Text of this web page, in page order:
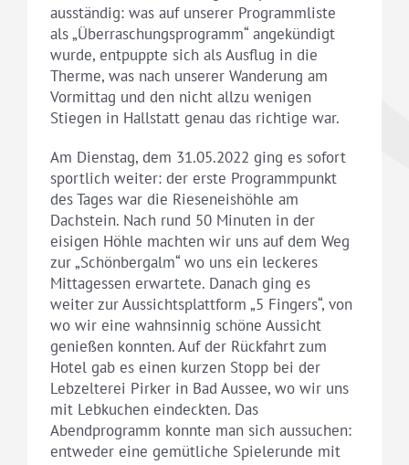
ausständig: was auf unserer Programmliste
als „Überraschungsprogramm“ angekündigt
wurde, entpuppte sich als Ausflug in die
Therme, was nach unserer Wanderung am
Vormittag und den nicht allzu wenigen
Stiegen in Hallstatt genau das richtige war.
Am Dienstag, dem 31.05.2022 ging es sofort
sportlich weiter: der erste Programmpunkt
des Tages war die Rieseneishöhle am
Dachstein. Nach rund 50 Minuten in der
eisigen Höhle machten wir uns auf dem Weg
zur „Schönbergalm“ wo uns ein leckeres
Mittagessen erwartete. Danach ging es
weiter zur Aussichtsplattform „5 Fingers“, von
wo wir eine wahnsinnig schöne Aussicht
genießen konnten. Auf der Rückfahrt zum
Hotel gab es einen kurzen Stopp bei der
Lebzelterei Pirker in Bad Aussee, wo wir uns
mit Lebkuchen eindeckten. Das
Abendprogramm konnte man sich aussuchen:
entweder eine gemütliche Spielerunde mit